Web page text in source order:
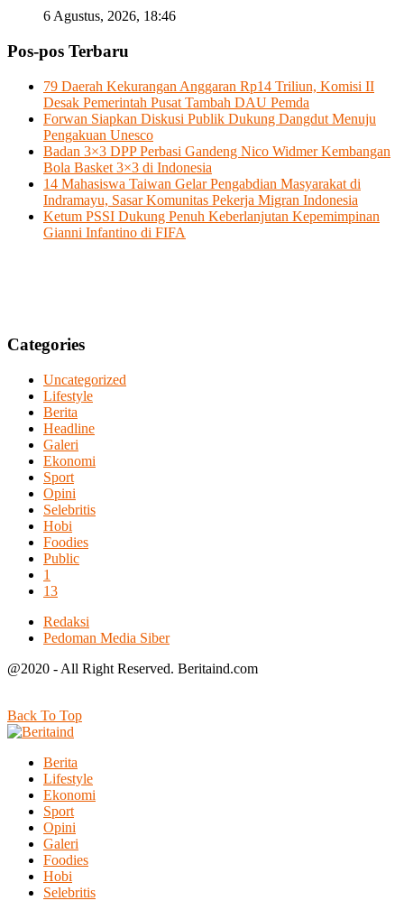
6 Agustus, 2026, 18:46
Pos-pos Terbaru
79 Daerah Kekurangan Anggaran Rp14 Triliun, Komisi II
Desak Pemerintah Pusat Tambah DAU Pemda
Forwan Siapkan Diskusi Publik Dukung Dangdut Menuju
Pengakuan Unesco
Badan 3×3 DPP Perbasi Gandeng Nico Widmer Kembangan
Bola Basket 3×3 di Indonesia
14 Mahasiswa Taiwan Gelar Pengabdian Masyarakat di
Indramayu, Sasar Komunitas Pekerja Migran Indonesia
Ketum PSSI Dukung Penuh Keberlanjutan Kepemimpinan
Gianni Infantino di FIFA
Categories
Uncategorized
Lifestyle
Berita
Headline
Galeri
Ekonomi
Sport
Opini
Selebritis
Hobi
Foodies
Public
1
13
Redaksi
Pedoman Media Siber
@2020 - All Right Reserved. Beritaind.com
Back To Top
Berita
Lifestyle
Ekonomi
Sport
Opini
Galeri
Foodies
Hobi
Selebritis